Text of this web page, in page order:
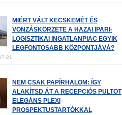
MIÉRT VÁLT KECSKEMÉT ÉS
VONZÁSKÖRZETE A HAZAI IPARI-
LOGISZTIKAI INGATLANPIAC EGYIK
LEGFONTOSABB KÖZPONTJÁVÁ?
21
NEM CSAK PAPÍRHALOM: ÍGY
ALAKÍTSD ÁT A RECEPCIÓS PULTOT
ELEGÁNS PLEXI
PROSPEKTUSTARTÓKKAL